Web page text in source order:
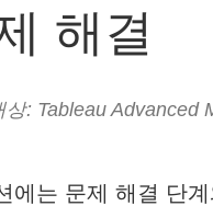
해결
상: Tableau Advanced
에는 문제 해결 단